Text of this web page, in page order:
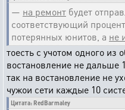
— на ремонт будет
соответствующий процент
потерянных юнитов, а не
тоесть с учотом одного из
востановление не дальше
так на востановление не
чужои сети каждые 10
Цитата: RedBarmaley